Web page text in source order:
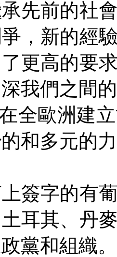
先前的社
，新的經
更高的要
我們之間
全歐洲建
和多元的
簽字的有
耳其、丹
黨和組織。